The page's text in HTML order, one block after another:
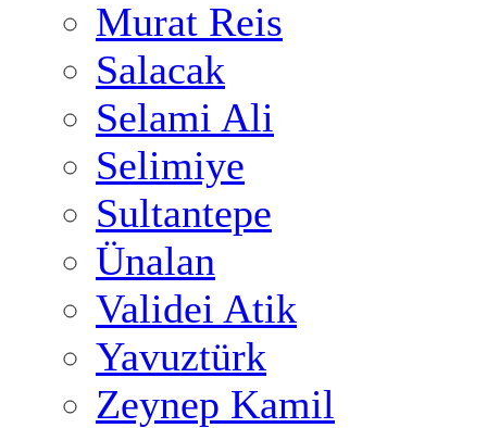
Murat Reis
Salacak
Selami Ali
Selimiye
Sultantepe
Ünalan
Validei Atik
Yavuztürk
Zeynep Kamil